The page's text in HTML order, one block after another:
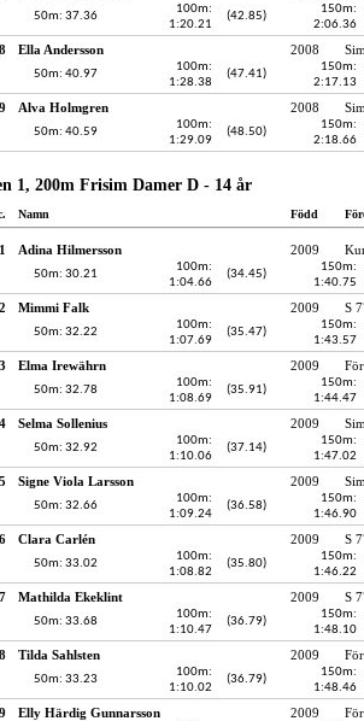
50m: 37.36
100m:
1:20.21
(42.85)
150m:
2:06.36
Ella Andersson 2008
50m: 40.97
100m:
1:28.38
(47.41)
150m:
2:17.13
Alva Holmgren 2008
50m: 40.59
100m:
1:29.09
(48.50)
150m:
2:18.66
1, 200m Frisim Damer D - 14 år
Namn Född
1 Adina Hilmersson 2009
50m: 30.21
100m:
1:04.66
(34.45)
150m:
1:40.75
2 Mimmi Falk 2009 S
50m: 32.22
100m:
1:07.69
(35.47)
150m:
1:43.57
3 Elma Irewährn 2009
50m: 32.78
100m:
1:08.69
(35.91)
150m:
1:44.47
4 Selma Sollenius 2009
50m: 32.92
100m:
1:10.06
(37.14)
150m:
1:47.02
5 Signe Viola Larsson 2009
50m: 32.66
100m:
1:09.24
(36.58)
150m:
1:46.90
6 Clara Carlén 2009 S
50m: 33.02
100m:
1:08.82
(35.80)
150m:
1:46.22
7 Mathilda Ekeklint 2009 S
50m: 33.68
100m:
1:10.47
(36.79)
150m:
1:48.10
8 Tilda Sahlsten 2009
50m: 33.23
100m:
1:10.02
(36.79)
150m:
1:48.46
9 Elly Härdig Gunnarsson 2009